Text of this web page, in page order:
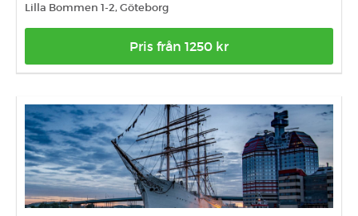
Lilla Bommen 1-2, Göteborg
Pris från 1250 kr